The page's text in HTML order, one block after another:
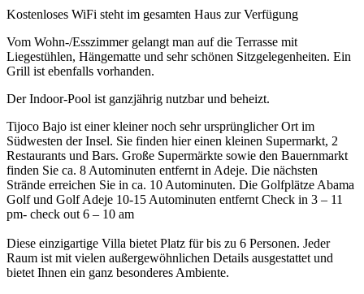
Kostenloses WiFi steht im gesamten Haus zur Verfügung
Vom Wohn-/Esszimmer gelangt man auf die Terrasse mit
Liegestühlen, Hängematte und sehr schönen Sitzgelegenheiten. Ein
Grill ist ebenfalls vorhanden.
Der Indoor-Pool ist ganzjährig nutzbar und beheizt.
Tijoco Bajo ist einer kleiner noch sehr ursprünglicher Ort im
Südwesten der Insel. Sie finden hier einen kleinen Supermarkt, 2
Restaurants und Bars. Große Supermärkte sowie den Bauernmarkt
finden Sie ca. 8 Autominuten entfernt in Adeje. Die nächsten
Strände erreichen Sie in ca. 10 Autominuten. Die Golfplätze Abama
Golf und Golf Adeje 10-15 Autominuten entfernt Check in 3 – 11
pm- check out 6 – 10 am
Diese einzigartige Villa bietet Platz für bis zu 6 Personen. Jeder
Raum ist mit vielen außergewöhnlichen Details ausgestattet und
bietet Ihnen ein ganz besonderes Ambiente.